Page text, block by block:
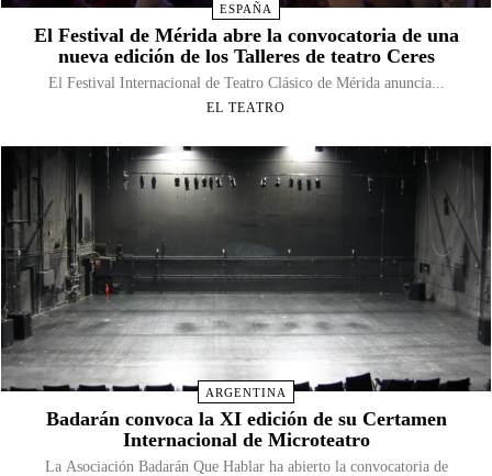
ESPAÑA
El Festival de Mérida abre la convocatoria de una
nueva edición de los Talleres de teatro Ceres
El Festival Internacional de Teatro Clásico de Mérida anuncia...
EL TEATRO
ARGENTINA
Badarán convoca la XI edición de su Certamen
Internacional de Microteatro
La Asociación Badarán Que Hablar ha abierto la convocatoria de